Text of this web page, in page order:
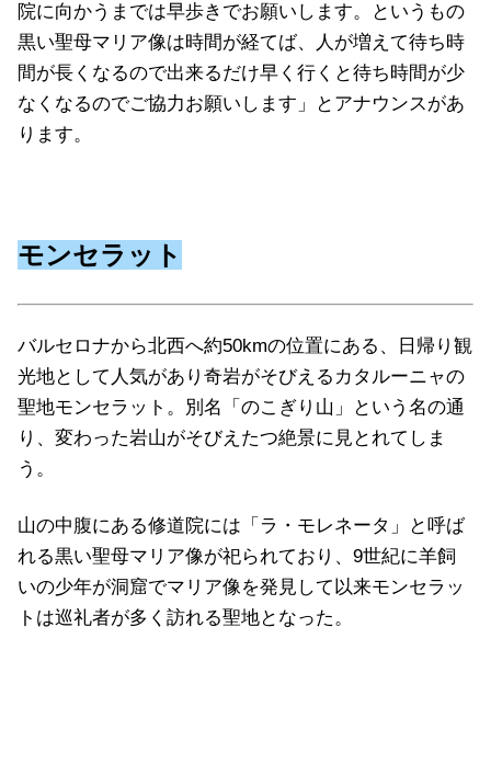
院に向かうまでは早歩きでお願いします。というもの
黒い聖母マリア像は時間が経てば、人が増えて待ち時
間が長くなるので出来るだけ早く行くと待ち時間が少
なくなるのでご協力お願いします」とアナウンスがあ
ります。
モンセラット
バルセロナから北西へ約50kmの位置にある、日帰り観
光地として人気があり奇岩がそびえるカタルーニャの
聖地モンセラット。別名「のこぎり山」という名の通
り、変わった岩山がそびえたつ絶景に見とれてしま
う。
山の中腹にある修道院には「ラ・モレネータ」と呼ば
れる黒い聖母マリア像が祀られており、9世紀に羊飼
いの少年が洞窟でマリア像を発見して以来モンセラッ
トは巡礼者が多く訪れる聖地となった。